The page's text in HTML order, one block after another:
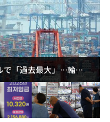
で「過去最大」…輸出